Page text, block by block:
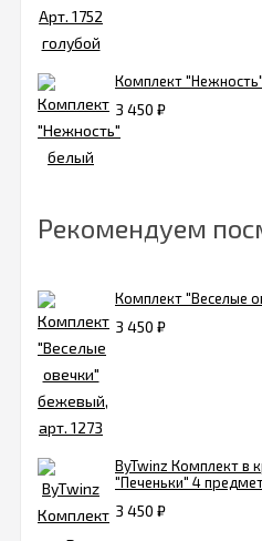
Комплект
3 450 ₽
Рекомендуем
Комплект "Веселые
3 450 ₽
ByTwinz Комплект в
"Печеньки" 4
3 450 ₽